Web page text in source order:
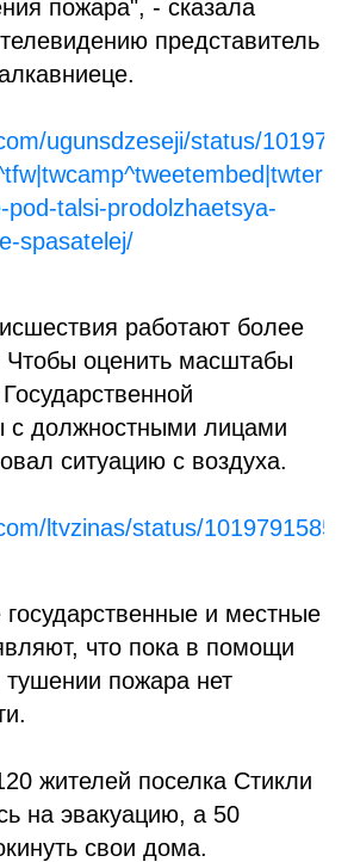
пожара", - сказала
представитель
ugunsdzeseji/status/
pod-talsi-prodolzhaetsya-
spasatelej/
работают более
оценить масштабы
с должностными лицами
ситуацию с воздуха.
ltvzinas/status/
и местные
что пока в помощи
тушении пожара нет
жителей поселка Стикли
на эвакуацию, а 50
свои дома.